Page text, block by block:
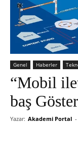
Genel Haberler
“Mobil
baş
Yazar: Akademi Portal -